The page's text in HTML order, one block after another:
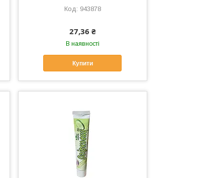
943878
27,36 ₴
В наявності
Купити